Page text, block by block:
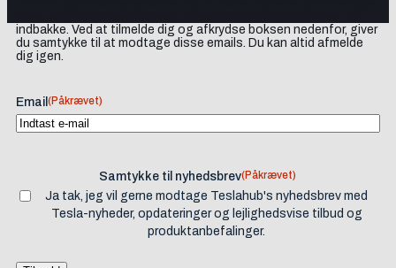
indbakke. Ved at tilmelde dig og afkrydse boksen nedenfor, giver
du samtykke til at modtage disse emails. Du kan altid afmelde
dig igen.
Email (Påkrævet)
Samtykke til nyhedsbrev(Påkrævet)
Ja tak, jeg vil gerne modtage Teslahub's nyhedsbrev med
Tesla-nyheder, opdateringer og lejlighedsvise tilbud og
produktanbefalinger.